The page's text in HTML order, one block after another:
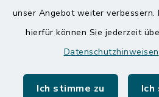
unser Angebot weiter
hierfür können Sie jederzeit
Datenschutzhinweisen
Ich stimme zu
Amt Mitteldithmarschen
Speicherkoog Meldorfer